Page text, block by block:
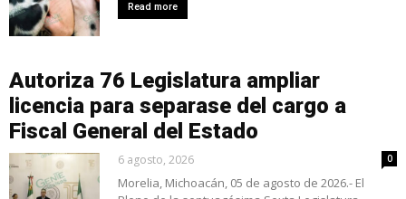
Read more
Autoriza 76 Legislatura ampliar
licencia para separase del cargo a
Fiscal General del Estado
6 agosto, 2026 0
Morelia, Michoacán, 05 de agosto de 2026.- El